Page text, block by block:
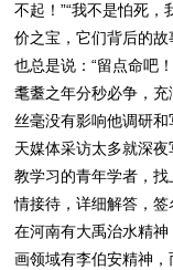
不起！”“我不是怕死
价之宝，它们背后的
也总是说：“留点命吧！
耄耋之年分秒必争，充
丝毫没有影响他调研
天媒体采访太多就深
教学习的青年学者，
情接待，详细解答，签
在河南有大禹治水精
画领域有李伯安精神